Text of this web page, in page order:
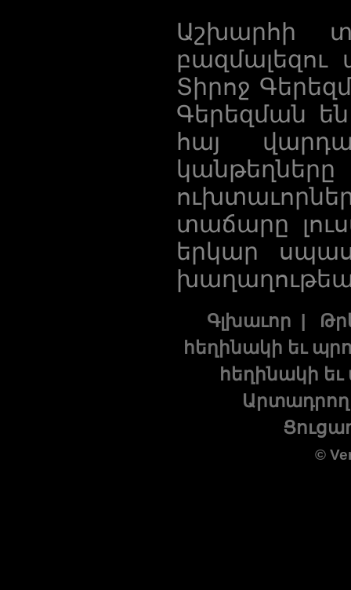
Աշխարհի
Տիրոջ
Գերեզման
հայ
տաճարը
երկար
Գլխաւոր
հեղինակի եւ
հեղինակի
©